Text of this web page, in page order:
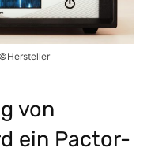
von
ein Pactor-